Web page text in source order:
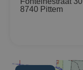
8740 Pittem